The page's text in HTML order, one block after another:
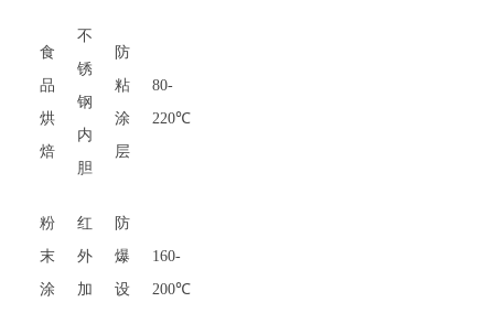
食
品
烘
焙
不
锈
钢
内
胆
防
粘
涂
层
80-
220℃
粉
末
涂
红
外
加
防
爆
设
160-
200℃